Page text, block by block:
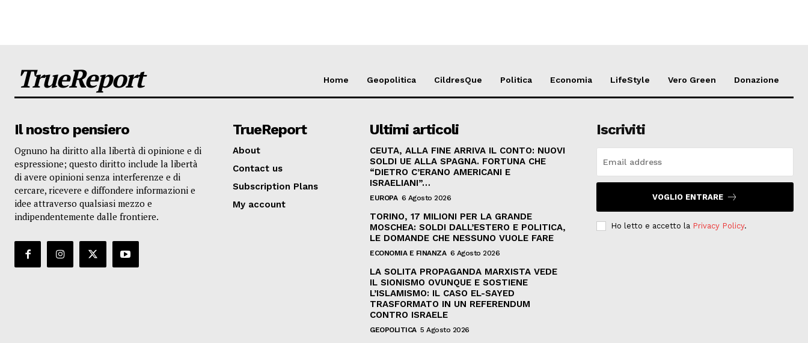
TrueReport Home Geopolitica CildresQue Politica Economia LifeStyle Vero Green Donazione
Il nostro pensiero
Ognuno ha diritto alla libertà di opinione e di
espressione; questo diritto include la libertà
di avere opinioni senza interferenze e di
cercare, ricevere e diffondere informazioni e
idee attraverso qualsiasi mezzo e
indipendentemente dalle frontiere.
TrueReport
About
Contact us
Subscription Plans
My account
Ultimi articoli
CEUTA, ALLA FINE ARRIVA IL CONTO: NUOVI
SOLDI UE ALLA SPAGNA. FORTUNA CHE
“DIETRO C’ERANO AMERICANI E
ISRAELIANI”…
EUROPA 6 Agosto 2026
TORINO, 17 MILIONI PER LA GRANDE
MOSCHEA: SOLDI DALL’ESTERO E POLITICA,
LE DOMANDE CHE NESSUNO VUOLE FARE
ECONOMIA E FINANZA 6 Agosto 2026
LA SOLITA PROPAGANDA MARXISTA VEDE
IL SIONISMO OVUNQUE E SOSTIENE
L’ISLAMISMO: IL CASO EL-SAYED
TRASFORMATO IN UN REFERENDUM
CONTRO ISRAELE
GEOPOLITICA 5 Agosto 2026
Iscriviti
VOGLIO ENTRARE
Ho letto e accetto la Privacy Policy.